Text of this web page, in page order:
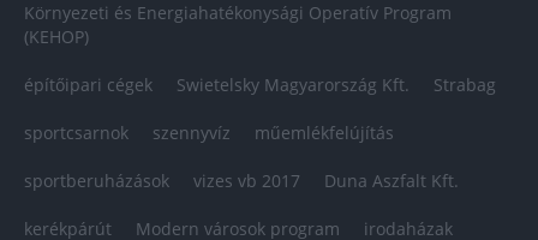
Környezeti és Energiahatékonysági Operatív Program
(KEHOP)
építőipari cégek Swietelsky Magyarország Kft. Strabag
sportcsarnok szennyvíz műemlékfelújítás
sportberuházások vizes vb 2017 Duna Aszfalt Kft.
kerékpárút Modern városok program irodaházak